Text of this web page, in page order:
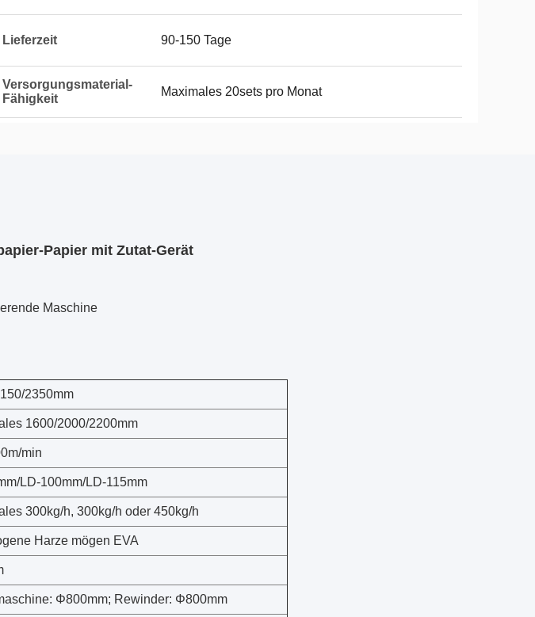
Lieferzeit 90-150 Tage
Versorgungsmaterial-
Fähigkeit
Maximales 20sets pro Monat
Papier mit Zutat-Gerät
Maschine
2350mm
1600/2000/2200mm
min
LD-100mm/LD-115mm
300kg/h, 300kg/h oder 450kg/h
Harze mögen EVA
Φ800mm; Rewinder: Φ800mm